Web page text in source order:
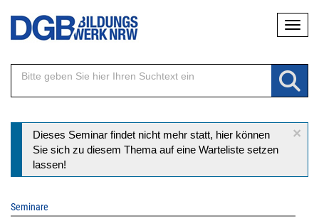
Direkt
Inhalt
×
Statusmeldung
Dieses Seminar findet nicht mehr statt, hier können
Sie sich zu diesem Thema auf eine Warteliste setzen
lassen!
Seminare